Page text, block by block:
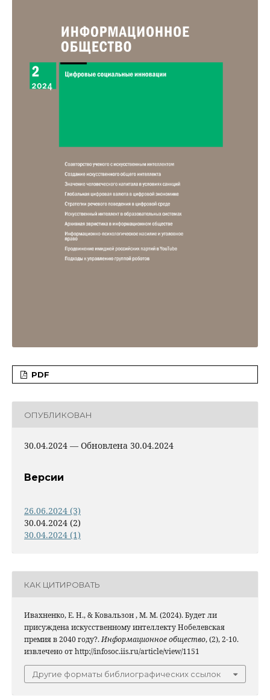
PDF
ОПУБЛИКОВАН
30.04.2024 — Обновлена 30.04.2024
Версии
26.06.2024 (3)
30.04.2024 (2)
30.04.2024 (1)
КАК ЦИТИРОВАТЬ
Ивахненко, Е. Н., & Ковальзон , М. М. (2024). Будет ли
присуждена искусственному интеллекту Нобелевская
премия в 2040 году?.Информационное общество, (2), 2-10.
извлечено от http://infosoc.iis.ru/article/view/1151
Другие форматы библиографических ссылок